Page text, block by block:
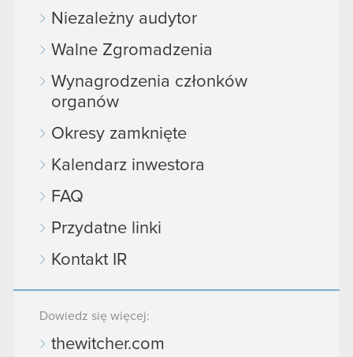
Niezależny audytor
Walne Zgromadzenia
Wynagrodzenia członków
organów
Okresy zamknięte
Kalendarz inwestora
FAQ
Przydatne linki
Kontakt IR
Dowiedz się więcej:
thewitcher.com